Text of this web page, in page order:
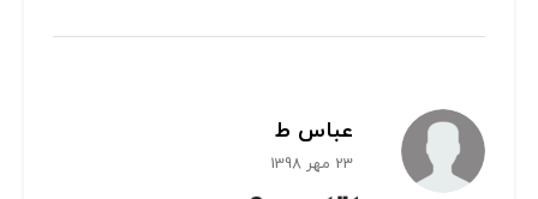
عباس ط
23 مهر 1398